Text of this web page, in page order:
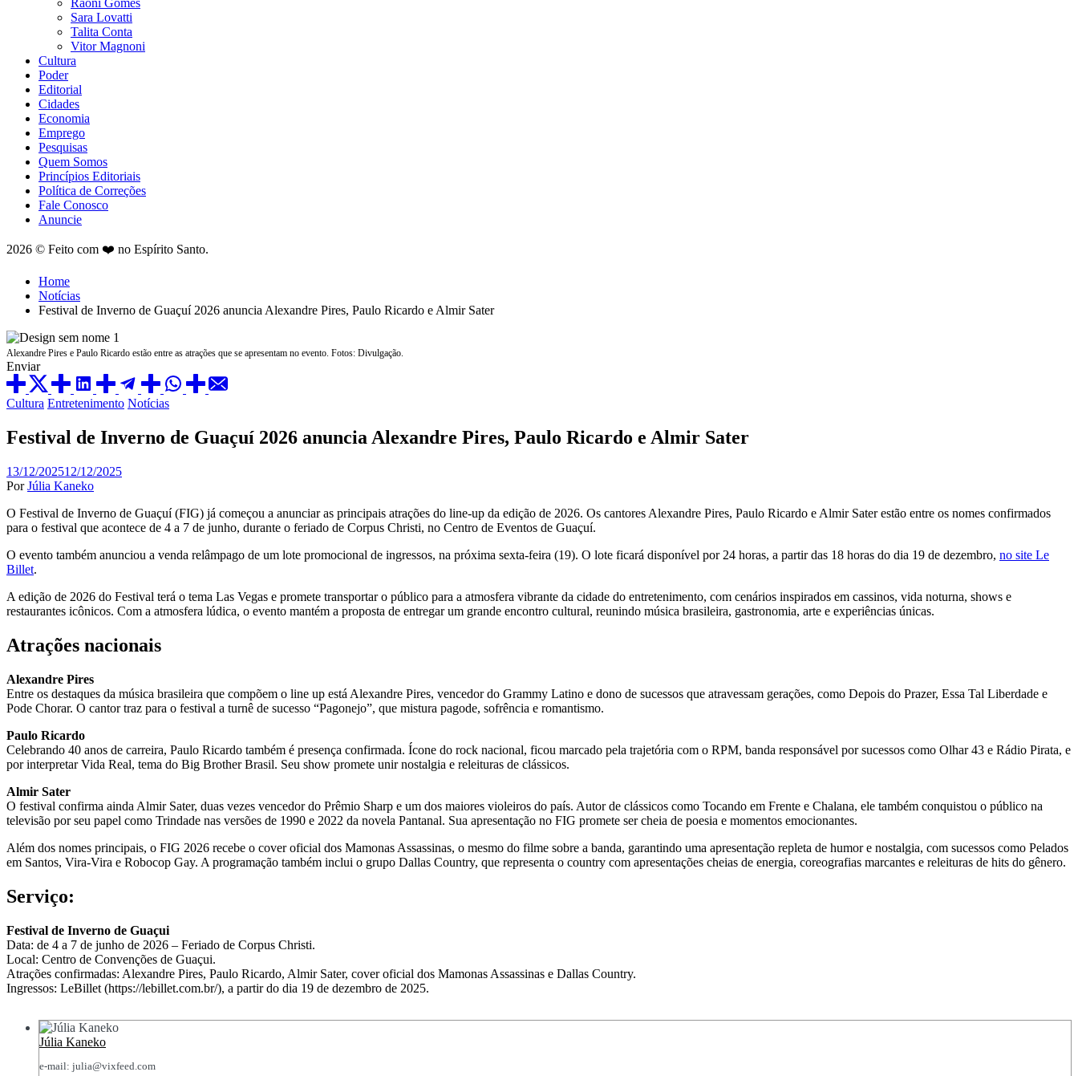
Raoni Gomes
Sara Lovatti
Talita Conta
Vitor Magnoni
Cultura
Poder
Editorial
Cidades
Economia
Emprego
Pesquisas
Quem Somos
Princípios Editoriais
Política de Correções
Fale Conosco
Anuncie
2026 © Feito com ❤️ no Espírito Santo.
Home
Notícias
Festival de Inverno de Guaçuí 2026 anuncia Alexandre Pires, Paulo Ricardo e Almir Sater
Alexandre Pires e Paulo Ricardo estão entre as atrações que se apresentam no evento. Fotos: Divulgação.
Enviar
Posted
Cultura Entretenimento Notícias
Festival de Inverno de Guaçuí 2026 anuncia Alexandre Pires, Paulo Ricardo e Almir Sater
13/12/202512/12/2025
Por Júlia Kaneko
O Festival de Inverno de Guaçuí (FIG) já começou a anunciar as principais atrações do line-up da edição de 2026. Os cantores Alexandre Pires, Paulo Ricardo e Almir Sater estão entre os nomes confirmados
para o festival que acontece de 4 a 7 de junho, durante o feriado de Corpus Christi, no Centro de Eventos de Guaçuí.
O evento também anunciou a venda relâmpago de um lote promocional de ingressos, na próxima sexta-feira (19). O lote ficará disponível por 24 horas, a partir das 18 horas do dia 19 de dezembro, no site Le
Billet.
A edição de 2026 do Festival terá o tema Las Vegas e promete transportar o público para a atmosfera vibrante da cidade do entretenimento, com cenários inspirados em cassinos, vida noturna, shows e
restaurantes icônicos. Com a atmosfera lúdica, o evento mantém a proposta de entregar um grande encontro cultural, reunindo música brasileira, gastronomia, arte e experiências únicas.
Atrações nacionais
Alexandre Pires
Entre os destaques da música brasileira que compõem o line up está Alexandre Pires, vencedor do Grammy Latino e dono de sucessos que atravessam gerações, como Depois do Prazer, Essa Tal Liberdade e
Pode Chorar. O cantor traz para o festival a turnê de sucesso “Pagonejo”, que mistura pagode, sofrência e romantismo.
Paulo Ricardo
Celebrando 40 anos de carreira, Paulo Ricardo também é presença confirmada. Ícone do rock nacional, ficou marcado pela trajetória com o RPM, banda responsável por sucessos como Olhar 43 e Rádio Pirata, e
por interpretar Vida Real, tema do Big Brother Brasil. Seu show promete unir nostalgia e releituras de clássicos.
Almir Sater
O festival confirma ainda Almir Sater, duas vezes vencedor do Prêmio Sharp e um dos maiores violeiros do país. Autor de clássicos como Tocando em Frente e Chalana, ele também conquistou o público na
televisão por seu papel como Trindade nas versões de 1990 e 2022 da novela Pantanal. Sua apresentação no FIG promete ser cheia de poesia e momentos emocionantes.
Além dos nomes principais, o FIG 2026 recebe o cover oficial dos Mamonas Assassinas, o mesmo do filme sobre a banda, garantindo uma apresentação repleta de humor e nostalgia, com sucessos como Pelados
em Santos, Vira-Vira e Robocop Gay. A programação também inclui o grupo Dallas Country, que representa o country com apresentações cheias de energia, coreografias marcantes e releituras de hits do gênero.
Serviço:
Festival de Inverno de Guaçui
Data: de 4 a 7 de junho de 2026 – Feriado de Corpus Christi.
Local: Centro de Convenções de Guaçui.
Atrações confirmadas: Alexandre Pires, Paulo Ricardo, Almir Sater, cover oficial dos Mamonas Assassinas e Dallas Country.
Ingressos: LeBillet (https://lebillet.com.br/), a partir do dia 19 de dezembro de 2025.
Júlia Kaneko
e-mail: julia@vixfeed.com